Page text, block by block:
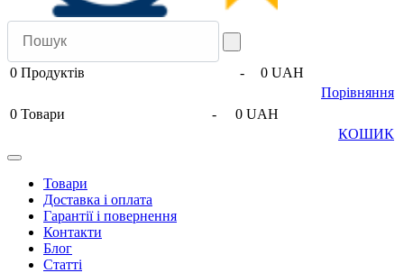
0 Продуктів -
0 UAH
Порівняння
0 Товари -
0 UAH
КОШИК
Товари
Доставка і оплата
Гарантії і повернення
Контакти
Блог
Статті